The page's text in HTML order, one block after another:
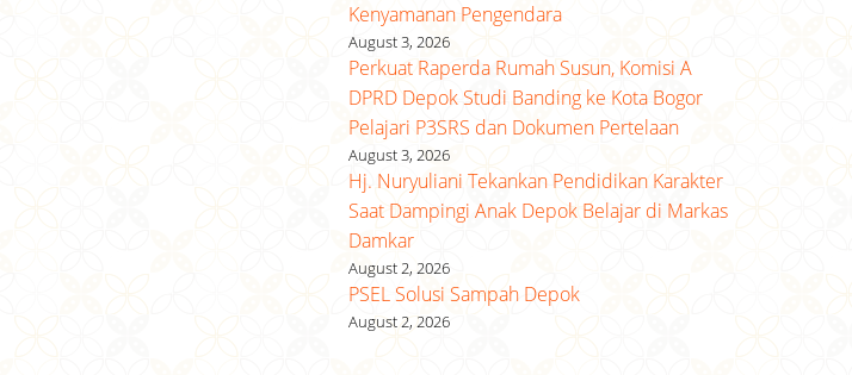
Kenyamanan Pengendara
August 3, 2026
Perkuat Raperda Rumah Susun, Komisi A
DPRD Depok Studi Banding ke Kota Bogor
Pelajari P3SRS dan Dokumen Pertelaan
August 3, 2026
Hj. Nuryuliani Tekankan Pendidikan Karakter
Saat Dampingi Anak Depok Belajar di Markas
Damkar
August 2, 2026
PSEL Solusi Sampah Depok
August 2, 2026